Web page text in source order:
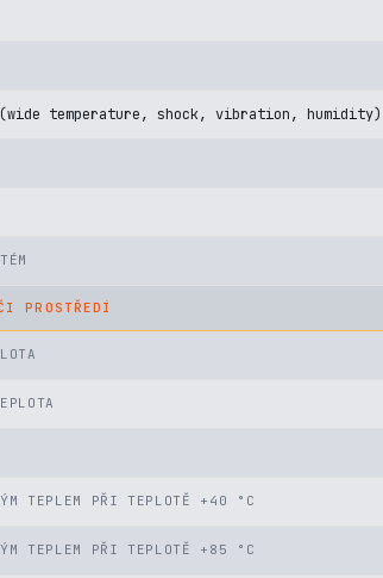
(wide temperature, shock, vibration,
PROSTŘEDÍ
TEPLEM PŘI TEPLOTĚ +40 °C
TEPLEM PŘI TEPLOTĚ +85 °C